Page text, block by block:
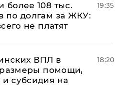
более 108 тыс.
по долгам за ЖКУ:
не платят
19:35
ВПЛ в
размеры помощи,
субсидия на
18:20